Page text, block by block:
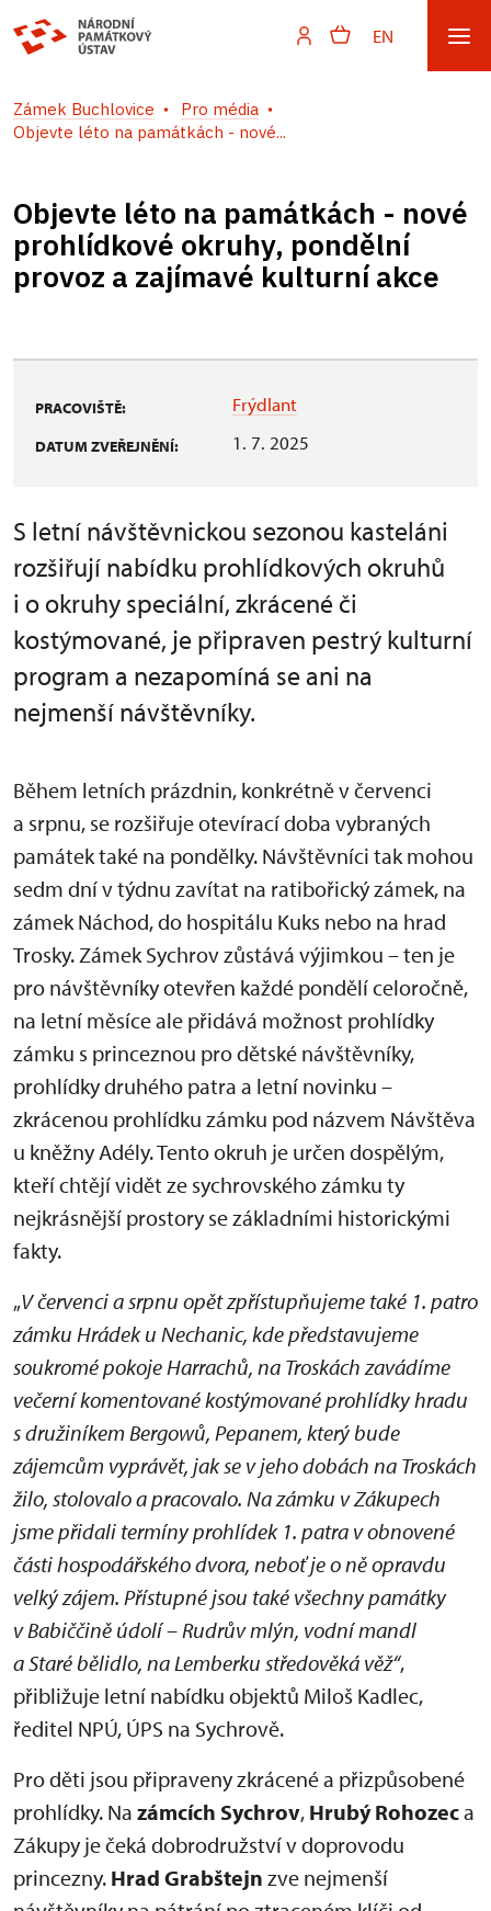
EN
Zámek Buchlovice
Pro média
Objevte léto na památkách - nové...
Objevte léto na památkách - nové
prohlídkové okruhy, pondělní
provoz a zajímavé kulturní akce
PRACOVIŠTĚ: Frýdlant
DATUM ZVEŘEJNĚNÍ: 1. 7. 2025
S letní návštěvnickou sezonou kasteláni
rozšiřují nabídku prohlídkových okruhů
i o okruhy speciální, zkrácené či
kostýmované, je připraven pestrý kulturní
program a nezapomíná se ani na
nejmenší návštěvníky.
Během letních prázdnin, konkrétně v červenci
a srpnu, se rozšiřuje otevírací doba vybraných
památek také na pondělky. Návštěvníci tak mohou
sedm dní v týdnu zavítat na ratibořický zámek, na
zámek Náchod, do hospitálu Kuks nebo na hrad
Trosky. Zámek Sychrov zůstává výjimkou – ten je
pro návštěvníky otevřen každé pondělí celoročně,
na letní měsíce ale přidává možnost prohlídky
zámku s princeznou pro dětské návštěvníky,
prohlídky druhého patra a letní novinku –
zkrácenou prohlídku zámku pod názvem Návštěva
u kněžny Adély. Tento okruh je určen dospělým,
kteří chtějí vidět ze sychrovského zámku ty
nejkrásnější prostory se základními historickými
fakty.
„V červenci a srpnu opět zpřístupňujeme také 1. patro
zámku Hrádek u Nechanic, kde představujeme
soukromé pokoje Harrachů, na Troskách zavádíme
večerní komentované kostýmované prohlídky hradu
s družiníkem Bergowů, Pepanem, který bude
zájemcům vyprávět, jak se v jeho dobách na Troskách
žilo, stolovalo a pracovalo. Na zámku v Zákupech
jsme přidali termíny prohlídek 1. patra v obnovené
části hospodářského dvora, neboť je o ně opravdu
velký zájem. Přístupné jsou také všechny památky
v Babiččině údolí – Rudrův mlýn, vodní mandl
a Staré bělidlo, na Lemberku středověká věž“,
přibližuje letní nabídku objektů Miloš Kadlec,
ředitel NPÚ, ÚPS na Sychrově.
Pro děti jsou připraveny zkrácené a přizpůsobené
prohlídky. Na zámcích Sychrov, Hrubý Rohozeca
Zákupy je čeká dobrodružství v doprovodu
princezny. Hrad Grabštejn zve nejmenší